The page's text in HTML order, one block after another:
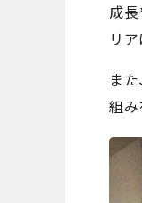
成
リ
ま
組